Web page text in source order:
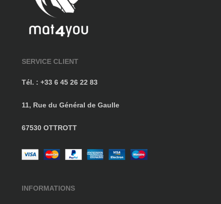
SERVICE CLIENT
Tél. : +33 6 45 26 22 83
11, Rue du Général de Gaulle
67530 OTTROTT
INFORMATIONS